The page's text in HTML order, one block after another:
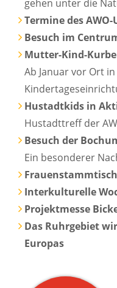
gehen unter die
Termine des
Besuch im
Mutter-Kind-
Ab Januar vor Ort
Hustadtkids in
Hustadttreff der
Besuch der
Ein besonderer
Interkulturelle
Projektmesse
Das Ruhrgebiet
Europas